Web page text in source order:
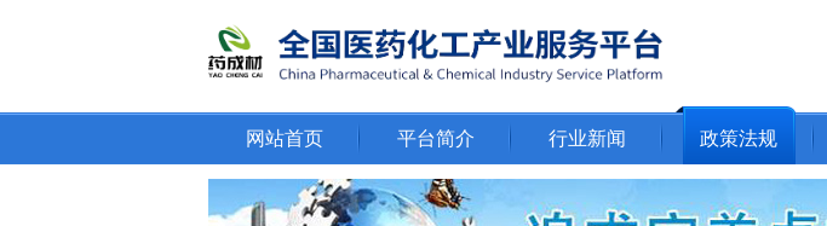
网站首页 平台简介 行业新闻 政策法规